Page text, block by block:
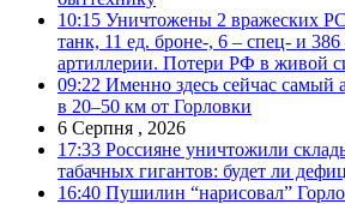
10:15 Уничтожены 2 вражеских
танк, 11 ед. броне-, 6 – спец- и
артиллерии. Потери РФ в живой
09:22 Именно здесь сейчас самый
в 20–50 км от Горловки
6 Серпня , 2026
17:33 Россияне уничтожили
табачных гигантов: будет ли
16:40 Пушилин “нарисовал”